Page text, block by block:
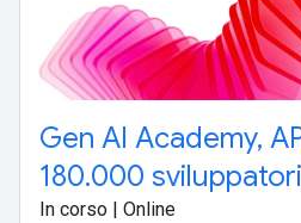
Gen AI Academy,
180.000
In corso | Online